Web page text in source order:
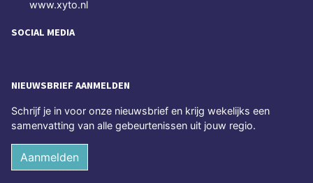
www.xyto.nl
SOCIAL MEDIA
NIEUWSBRIEF AANMELDEN
Schrijf je in voor onze nieuwsbrief en krijg wekelijks een
samenvatting van alle gebeurtenissen uit jouw regio.
Aanmelden